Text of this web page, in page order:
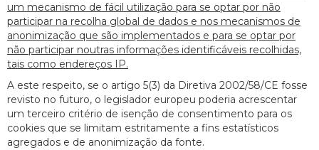
um mecanismo de fácil utilização para se optar por não
participar na recolha global de dados e nos mecanismos de
anonimização que são implementados e para se optar por
não participar noutras informações identificáveis recolhidas,
tais como endereços IP.
A este respeito, se o artigo 5(3) da Diretiva 2002/58/CE fosse
revisto no futuro, o legislador europeu poderia acrescentar
um terceiro critério de isenção de consentimento para os
cookies que se limitam estritamente a fins estatísticos
agregados e de anonimização da fonte.